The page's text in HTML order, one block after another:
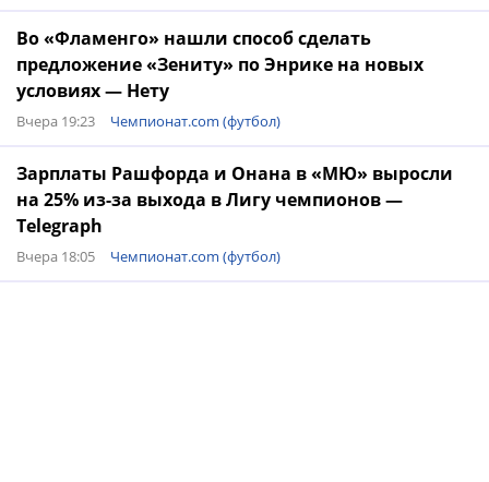
Во «Фламенго» нашли способ сделать
предложение «Зениту» по Энрике на новых
условиях — Нету
Вчера 19:23 Чемпионат.com (футбол)
Зарплаты Рашфорда и Онана в «МЮ» выросли
на 25% из-за выхода в Лигу чемпионов —
Telegraph
Вчера 18:05 Чемпионат.com (футбол)